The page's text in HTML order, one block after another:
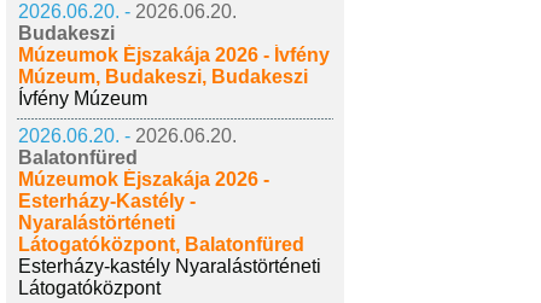
2026.06.20. - 2026.06.20.
Budakeszi
Múzeumok Éjszakája 2026 - Ívfény
Múzeum, Budakeszi, Budakeszi
Ívfény Múzeum
2026.06.20. - 2026.06.20.
Balatonfüred
Múzeumok Éjszakája 2026 -
Esterházy-Kastély -
Nyaralástörténeti
Látogatóközpont, Balatonfüred
Esterházy-kastély Nyaralástörténeti
Látogatóközpont